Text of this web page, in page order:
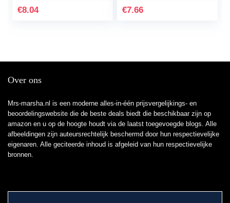
Crème verwijderen…
€8.04
totaal)
€7.66
Over ons
Mrs-marsha.nl is een moderne alles-in-één prijsvergelijkings- en
beoordelingswebsite die de beste deals biedt die beschikbaar zijn op
amazon en u op de hoogte houdt via de laatst toegevoegde blogs. Alle
afbeeldingen zijn auteursrechtelijk beschermd door hun respectievelijke
eigenaren. Alle geciteerde inhoud is afgeleid van hun respectievelijke
bronnen.